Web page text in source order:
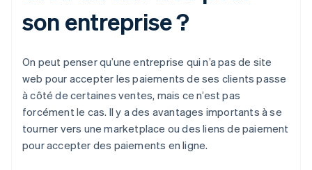
son entreprise ?
On peut penser qu’une entreprise qui n’a pas de site
web pour accepter les paiements de ses clients passe
à côté de certaines ventes, mais ce n’est pas
forcément le cas. Il y a des avantages importants à se
tourner vers une marketplace ou des liens de paiement
pour accepter des paiements en ligne.